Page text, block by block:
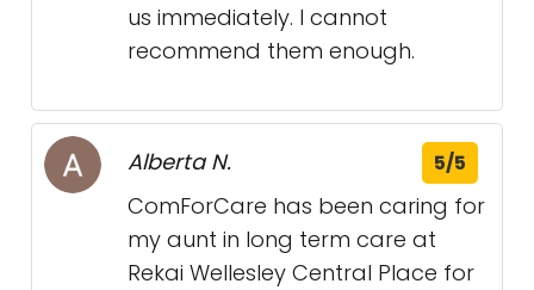
us immediately. I cannot
recommend them enough.
Alberta N. 5/5
ComForCare has been caring for
my aunt in long term care at
Rekai Wellesley Central Place for